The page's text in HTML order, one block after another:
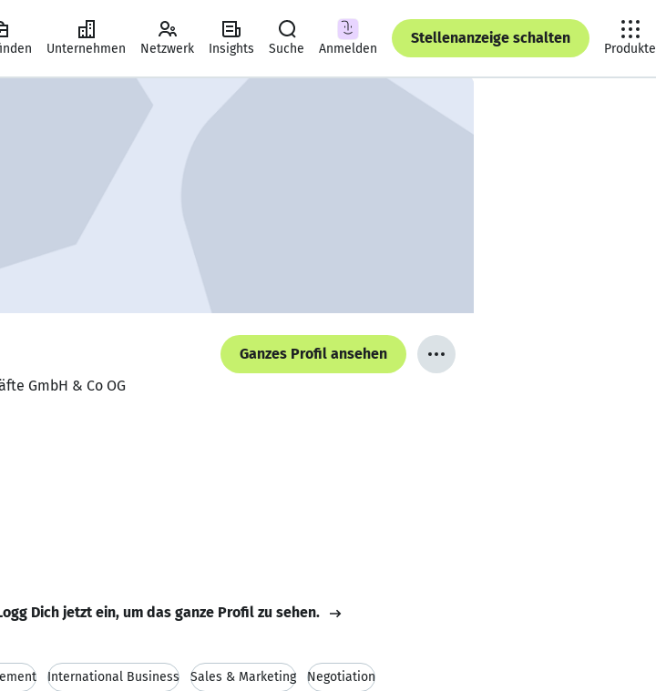
Unternehmen Netzwerk Insights Suche Anmelden
Stellenanzeige schalten
Produkte
Ganzes Profil ansehen
GmbH & Co OG
Dich jetzt ein, um das ganze Profil zu sehen.
International Business Sales & Marketing Negotiation